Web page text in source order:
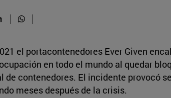
el portacontenedores Ever Given
en todo el mundo al quedar
de contenedores. El incidente provocó
meses después de la crisis.